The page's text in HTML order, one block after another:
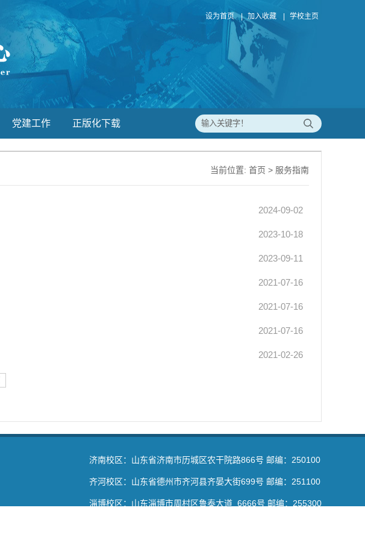
设为首页 | 加入收藏 学校主页
党建工作 正版化下载
当前位置: 首页 > 服务指南
2024-09-02
2023-10-18
2023-09-11
2021-07-16
2021-07-16
2021-07-16
2021-02-26
济南校区：山东省济南市历城区农干院路866号 邮编：250100
齐河校区：山东省德州市齐河县齐晏大街699号 邮编：251100
淄博校区：山东淄博市周村区鲁泰大道 6666号 邮编：255300